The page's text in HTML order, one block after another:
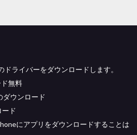
ライバーをダウンロードします。
無料
ウンロード
ド
にアプリをダウンロードすることは